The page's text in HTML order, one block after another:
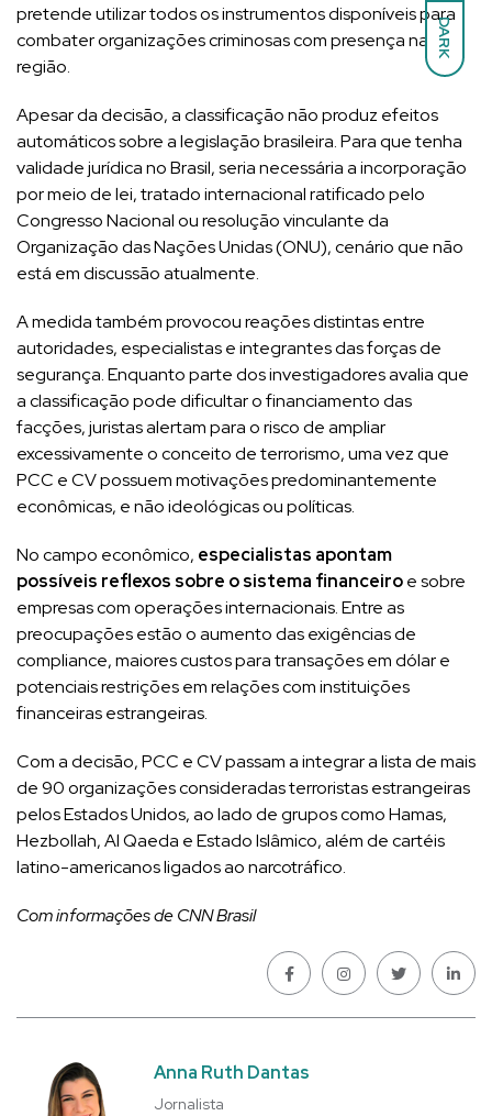
DARK
pretende utilizar todos os instrumentos disponíveis para
combater organizações criminosas com presença na
região.
Apesar da decisão, a classificação não produz efeitos
automáticos sobre a legislação brasileira. Para que tenha
validade jurídica no Brasil, seria necessária a incorporação
por meio de lei, tratado internacional ratificado pelo
Congresso Nacional ou resolução vinculante da
Organização das Nações Unidas (ONU), cenário que não
está em discussão atualmente.
A medida também provocou reações distintas entre
autoridades, especialistas e integrantes das forças de
segurança. Enquanto parte dos investigadores avalia que
a classificação pode dificultar o financiamento das
facções, juristas alertam para o risco de ampliar
excessivamente o conceito de terrorismo, uma vez que
PCC e CV possuem motivações predominantemente
econômicas, e não ideológicas ou políticas.
No campo econômico, especialistas apontam
possíveis reflexos sobre o sistema financeiroe sobre
empresas com operações internacionais. Entre as
preocupações estão o aumento das exigências de
compliance, maiores custos para transações em dólar e
potenciais restrições em relações com instituições
financeiras estrangeiras.
Com a decisão, PCC e CV passam a integrar a lista de mais
de 90 organizações consideradas terroristas estrangeiras
pelos Estados Unidos, ao lado de grupos como Hamas,
Hezbollah, Al Qaeda e Estado Islâmico, além de cartéis
latino-americanos ligados ao narcotráfico.
Com informações de CNN Brasil
Anna Ruth Dantas
Jornalista